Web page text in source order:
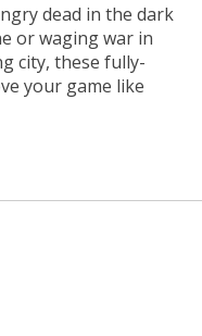
dead in the dark
or waging war in
city, these fully-
your game like